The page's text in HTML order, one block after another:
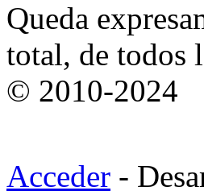
Queda
total, de todos
© 2010-2024
Acceder -